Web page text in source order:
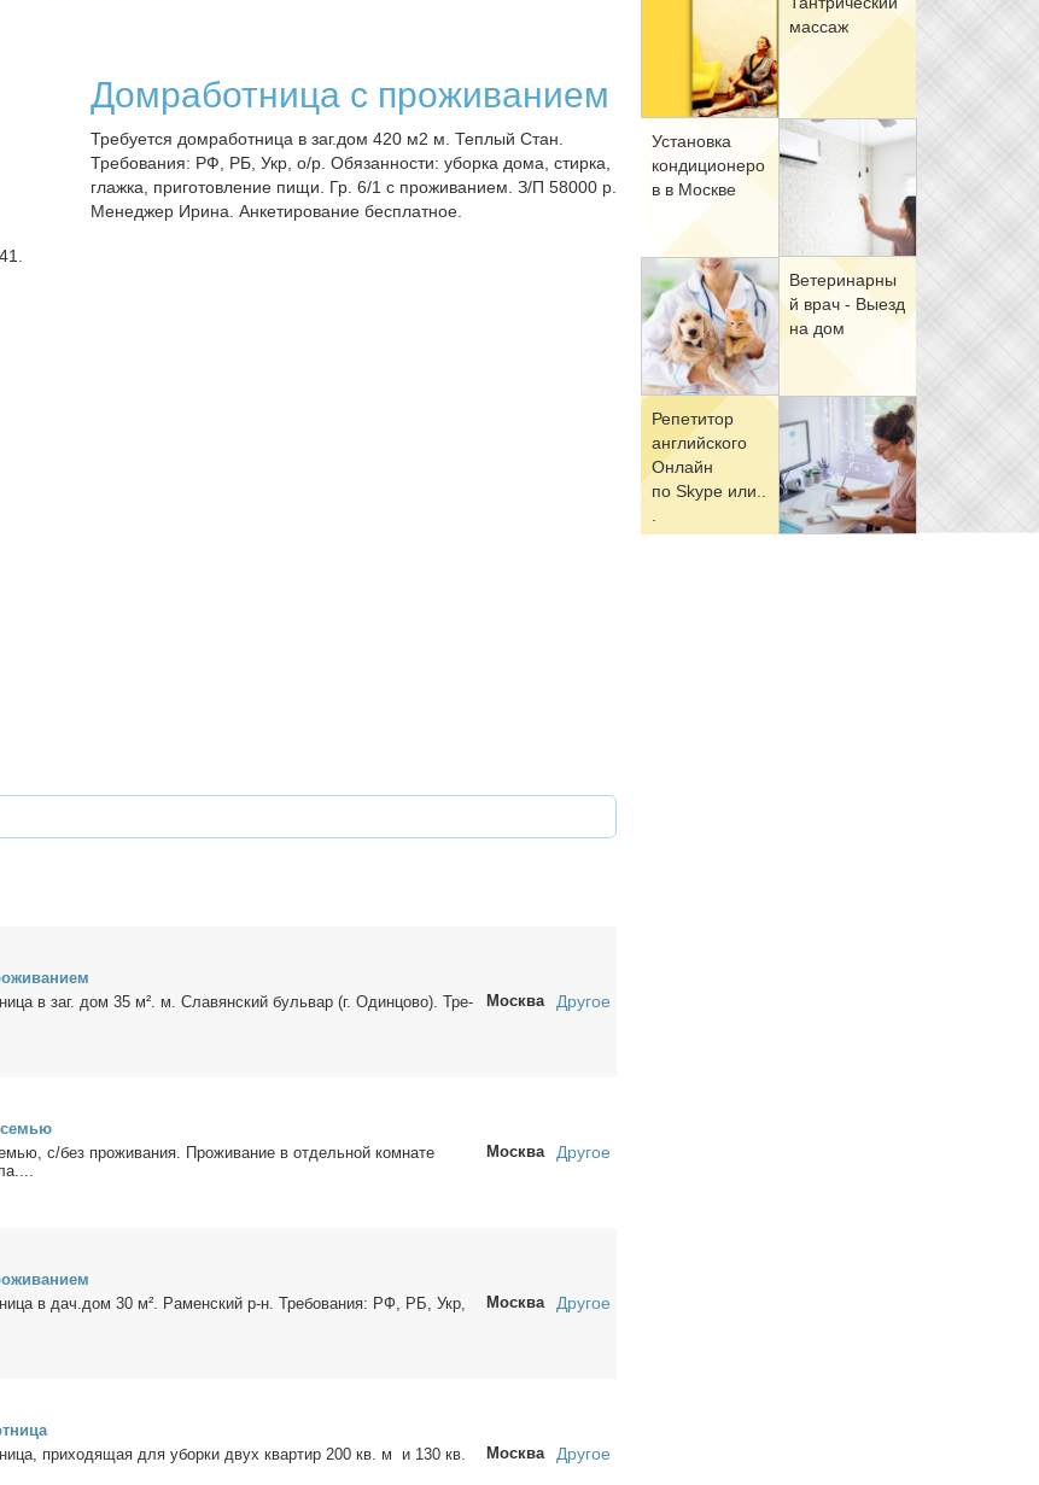
мас­саж
Уста­нов­ка
кон­ди­ци­о­не­ро
в в Москве
Ве­те­ри­нар­ны
й врач - Вы­езд
на дом
Ре­пе­ти­тор
ан­глий­ско­го
Он­лайн
по Skype или..
Домработница с проживанием
Требуется домработница в заг.дом 420 м2 м. Теплый Стан.
Требования: РФ, РБ, Укр, о/р. Обязанности: уборка дома, стирка,
глажка, приготовление пищи. Гр. 6/1 с проживанием. З/П 58000 р.
Менеджер Ирина. Анкетирование бесплатное.
в заг. дом 35 м². м. Сла­вян­ский буль­вар (г. Один­цо­во). Тре­
Москва Другое
се­мью
с/без про­жи­ва­ния. Про­жи­ва­ние в от­дель­ной ком­на­те
Москва Другое
в дач.дом 30 м². Ра­мен­ский р-н. Тре­бо­ва­ния: РФ, РБ, Укр,
Москва Другое
при­хо­дя­щая для убор­ки двух квар­тир 200 кв. м и 130 кв.
Москва Другое